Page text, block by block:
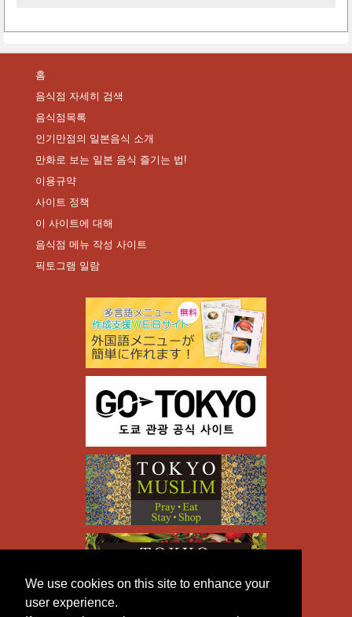
We use cookies on this site to enhance your
user experience.
홈
음식점 자세히 검색
음식점목록
인기만점의 일본음식 소개
만화로 보는 일본 음식 즐기는 법!
이용규약
사이트 정책
이 사이트에 대해
음식점 메뉴 작성 사이트
픽토그램 일람